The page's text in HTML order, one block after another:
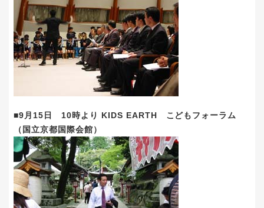
■9月15日 10時より KIDS EARTH こどもフォーラム
（国立京都国際会館）